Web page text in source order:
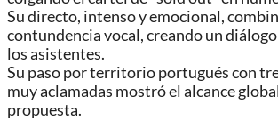
Su directo, intenso y emocional,
contundencia vocal, creando un
los asistentes.
Su paso por territorio portugués con
muy aclamadas mostró el alcance
propuesta.